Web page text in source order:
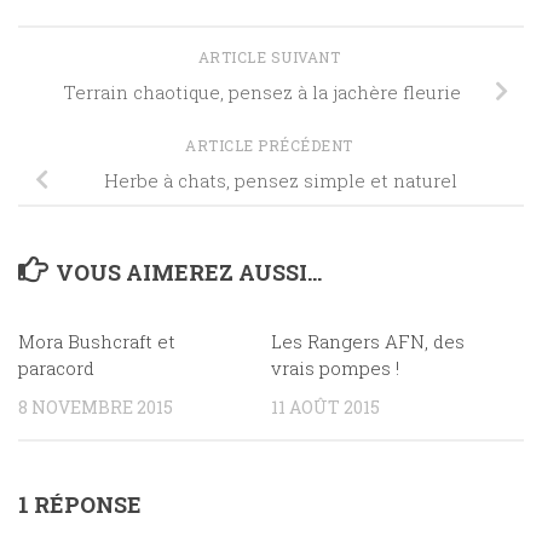
ARTICLE SUIVANT
Terrain chaotique, pensez à la jachère fleurie
ARTICLE PRÉCÉDENT
Herbe à chats, pensez simple et naturel
VOUS AIMEREZ AUSSI...
Mora Bushcraft et
paracord
8 NOVEMBRE 2015
Les Rangers AFN, des
vrais pompes !
11 AOÛT 2015
1 RÉPONSE